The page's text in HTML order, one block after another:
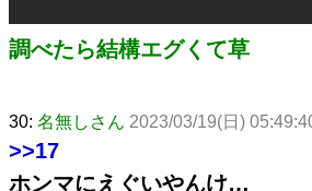
調べたら結構エグくて草
30: 名無しさん 2023/03/19(日)
>>17
ホンマにえぐいやんけ…